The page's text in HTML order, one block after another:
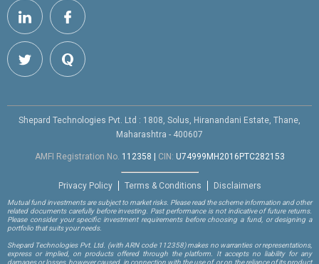
Shepard Technologies Pvt. Ltd : 1808, Solus, Hiranandani Estate, Thane,
Maharashtra - 400607
AMFI Registration No. 112358 | CIN: U74999MH2016PTC282153
Privacy Policy Terms & Conditions Disclaimers
Mutual fund investments are subject to market risks. Please read the scheme information and other
related documents carefully before investing. Past performance is not indicative of future returns.
Please consider your specific investment requirements before choosing a fund, or designing a
portfolio that suits your needs.
Shepard Technologies Pvt. Ltd. (with ARN code 112358)makes no warranties or representations,
express or implied, on products offered through the platform. It accepts no liability for any
damages or losses, however caused, in connection with the use of, or on the reliance of its product